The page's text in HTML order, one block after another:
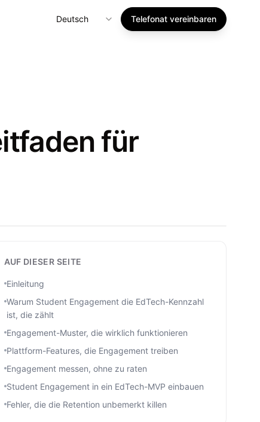
Deutsch Telefonat vereinbaren
für
AUF DIESER SEITE
Einleitung
Warum Student Engagement die EdTech-Kennzahl
ist, die zählt
Engagement-Muster, die wirklich funktionieren
Plattform-Features, die Engagement treiben
Engagement messen, ohne zu raten
Student Engagement in ein EdTech-MVP einbauen
Fehler, die die Retention unbemerkt killen